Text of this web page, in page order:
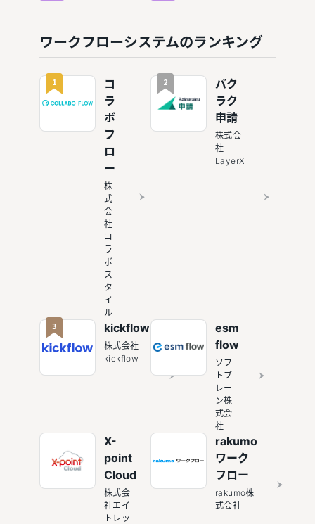
化
ローシス
テムおす
すめ10選
ステムお
すすめ11
選
ワークフローシステムのランキング
1
コ
ラ
ボ
フ
ロ
ー
株
式
会
社
コ
ラ
ボ
ス
タ
イ
ル
2
バク
ラク
申請
株式会
社
LayerX
3 kickflow
株式会社
kickflow
esm
flow
ソフ
トブ
レー
ン株
式会
社
X-
point
Cloud
株式会
社エイ
トレッ
rakumo
ワーク
フロー
rakumo株
式会社